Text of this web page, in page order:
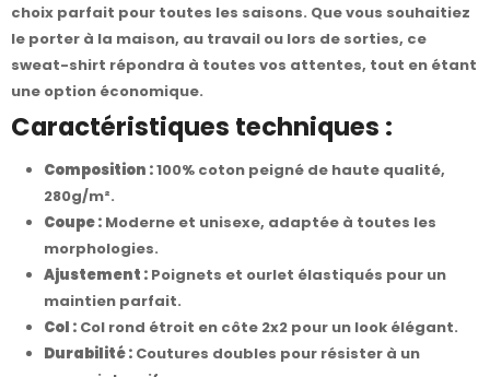
choix parfait pour toutes les saisons. Que vous souhaitiez
le porter à la maison, au travail ou lors de sorties, ce
sweat-shirt répondra à toutes vos attentes, tout en étant
une option économique.
Caractéristiques techniques :
Composition :100% coton peigné de haute qualité,
280g/m².
Coupe : Moderne et unisexe, adaptée à toutes les
morphologies.
Ajustement : Poignets et ourlet élastiqués pour un
maintien parfait.
Col : Col rond étroit en côte 2x2 pour un look élégant.
Durabilité : Coutures doubles pour résister à un